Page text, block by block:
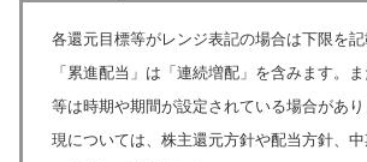
各還元目標等がレンジ表記の場合は下限を記
「累進配当」は「連続増配」を含みます。
等は時期や期間が設定されている場合があ
現については、株主還元方針や配当方針、